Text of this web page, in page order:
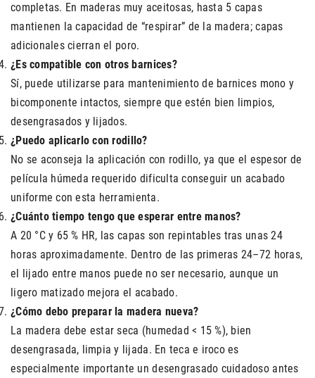
completas. En maderas muy aceitosas, hasta 5 capas
mantienen la capacidad de “respirar” de la madera; capas
adicionales cierran el poro.
¿Es compatible con otros barnices?
Sí, puede utilizarse para mantenimiento de barnices mono y
bicomponente intactos, siempre que estén bien limpios,
desengrasados y lijados.
¿Puedo aplicarlo con rodillo?
No se aconseja la aplicación con rodillo, ya que el espesor de
película húmeda requerido dificulta conseguir un acabado
uniforme con esta herramienta.
¿Cuánto tiempo tengo que esperar entre manos?
A 20 °C y 65 % HR, las capas son repintables tras unas 24
horas aproximadamente. Dentro de las primeras 24–72 horas,
el lijado entre manos puede no ser necesario, aunque un
ligero matizado mejora el acabado.
¿Cómo debo preparar la madera nueva?
La madera debe estar seca (humedad < 15 %), bien
desengrasada, limpia y lijada. En teca e iroco es
especialmente importante un desengrasado cuidadoso antes